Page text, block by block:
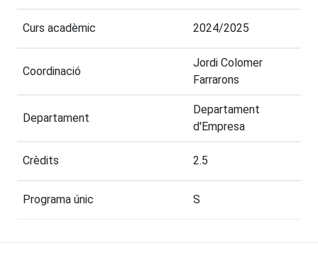
Curs acadèmic 2024/2025
Coordinació
Jordi Colomer
Farrarons
Departament
Departament
d'Empresa
Crèdits 2.5
Programa únic S